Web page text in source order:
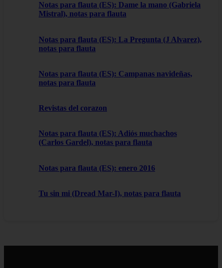
Notas para flauta (ES): Dame la mano (Gabriela
Mistral), notas para flauta
Notas para flauta (ES): La Pregunta (J Alvarez),
notas para flauta
Notas para flauta (ES): Campanas navideñas,
notas para flauta
Revistas del corazon
Notas para flauta (ES): Adiós muchachos
(Carlos Gardel), notas para flauta
Notas para flauta (ES): enero 2016
Tu sin mi (Dread Mar-I), notas para flauta